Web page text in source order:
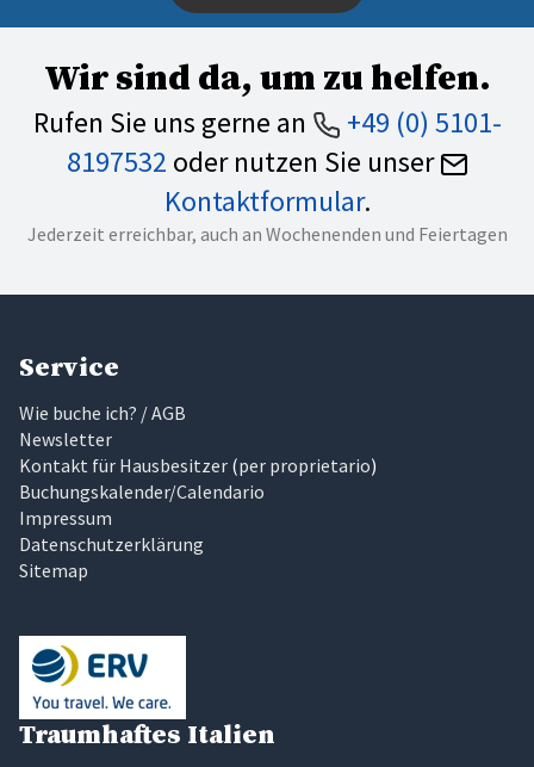
Wir sind da, um zu helfen.
Rufen Sie uns gerne an
+49 (0) 5101-
8197532 oder nutzen Sie unser
Kontaktformular.
Jederzeit erreichbar, auch an Wochenenden und Feiertagen
Service
Wie buche ich? / AGB
Newsletter
Kontakt für Hausbesitzer (per proprietario)
Buchungskalender/Calendario
Impressum
Datenschutzerklärung
Sitemap
Traumhaftes Italien